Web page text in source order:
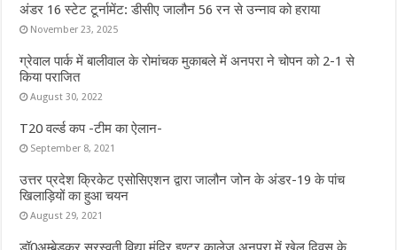
अंडर 16 स्टेट टूर्नामेंट: डीसीए जालौन 56 रन से उन्नाव को हराया
November 23, 2025
ग्रेवाल पार्क में बालीवाल के रोमांचक मुकाबले में अनपरा ने चोपन को 2-1 से
किया पराजित
August 30, 2022
T20 वर्ल्ड कप -टीम का ऐलान-
September 8, 2021
उत्तर प्रदेश क्रिकेट एसोसिएशन द्वारा जालौन जोन के अंडर-19 के पांच
खिलाड़ियों का हुआ चयन
August 29, 2021